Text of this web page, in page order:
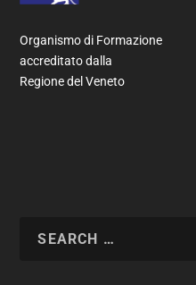
Organismo di Formazione
accreditato dalla
Regione del Veneto